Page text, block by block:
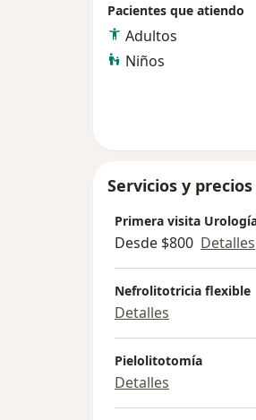
Pacientes que atiendo
Adultos
Niños
Servicios y precios
Primera visita
Desde $800 Detalles
Nefrolitotricia flexible
Detalles
Pielolitotomía
Detalles